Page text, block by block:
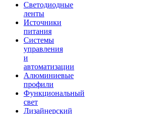
Светодиодные
ленты
Источники
питания
Системы
управления
и
автоматизации
Алюминиевые
профили
Функциональный
свет
Дизайнерский